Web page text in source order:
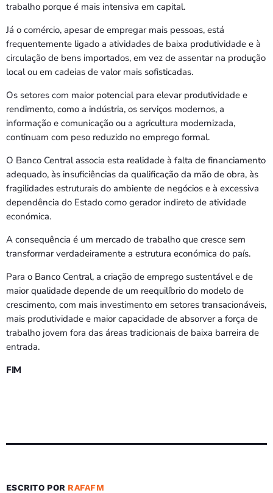
trabalho porque é mais intensiva em capital.
Já o comércio, apesar de empregar mais pessoas, está
frequentemente ligado a atividades de baixa produtividade e à
circulação de bens importados, em vez de assentar na produção
local ou em cadeias de valor mais sofisticadas.
Os setores com maior potencial para elevar produtividade e
rendimento, como a indústria, os serviços modernos, a
informação e comunicação ou a agricultura modernizada,
continuam com peso reduzido no emprego formal.
O Banco Central associa esta realidade à falta de financiamento
adequado, às insuficiências da qualificação da mão de obra, às
fragilidades estruturais do ambiente de negócios e à excessiva
dependência do Estado como gerador indireto de atividade
económica.
A consequência é um mercado de trabalho que cresce sem
transformar verdadeiramente a estrutura económica do país.
Para o Banco Central, a criação de emprego sustentável e de
maior qualidade depende de um reequilíbrio do modelo de
crescimento, com mais investimento em setores transacionáveis,
mais produtividade e maior capacidade de absorver a força de
trabalho jovem fora das áreas tradicionais de baixa barreira de
entrada.
FIM
ESCRITO POR RAFAFM